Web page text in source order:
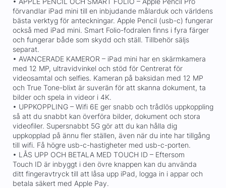
förvandlar iPad mini till en inbjudande målarduk och världens
bästa verktyg för anteckningar. Apple Pencil (usb-c) fungerar
också med iPad mini. Smart Folio-fodralen finns i fyra färger
och fungerar både som skydd och ställ. Tillbehör säljs
separat.
• AVANCERADE KAMEROR – iPad mini har en skärmkamera
med 12 MP, ultravidvinkel och stöd för Centrerat för
videosamtal och selfies. Kameran på baksidan med 12 MP
och True Tone-blixt är suverän för att skanna dokument, ta
bilder och spela in videor i 4K.
• UPPKOPPLING – Wifi 6E ger snabb och trådlös uppkoppling
så att du snabbt kan överföra bilder, dokument och stora
videofiler. Supersnabbt 5G gör att du kan hålla dig
uppkopplad på ännu fler ställen, även när du inte har tillgång
till wifi. Få högre usb-c-hastigheter med usb-c-porten.
• LÅS UPP OCH BETALA MED TOUCH ID – Eftersom
Touch ID är inbyggt i den övre knappen kan du använda
ditt fingeravtryck till att låsa upp iPad, logga in i appar och
betala säkert med Apple Pay.